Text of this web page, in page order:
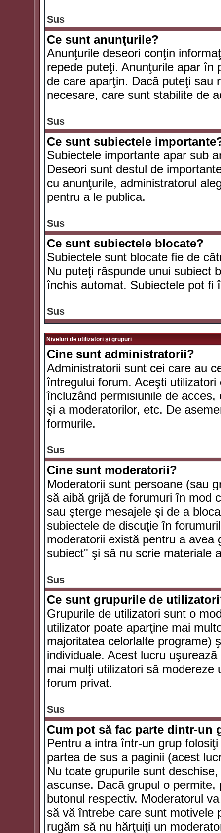
Sus
Ce sunt anunţurile?
Anunţurile deseori conţin
repede puteţi. Anunţurile apar în
de care aparţin. Dacă puteţi sau
necesare, care sunt stabilite de
Sus
Ce sunt subiectele
Subiectele importante apar sub
Deseori sunt destul de
cu anunţurile, administratorul
pentru a le publica.
Sus
Ce sunt subiectele blocate?
Subiectele sunt blocate fie de
Nu puteţi răspunde unui subiect
închis automat. Subiectele pot fi
Sus
Niveluri de utilizatori şi grupuri
Cine sunt administratorii?
Administratorii sunt cei care au
întregului forum. Aceşti
încluzând permisiunile de
şi a moderatorilor, etc. De
formurile.
Sus
Cine sunt moderatorii?
Moderatorii sunt persoane (sau
să aibă grijă de forumuri în mod
sau şterge mesajele şi de a
subiectele de discuţie în
moderatorii există pentru a avea
subiect" şi să nu scrie materiale
Sus
Ce sunt grupurile de
Grupurile de utilizatori sunt o
utilizator poate aparţine mai
majoritatea celorlalte programe)
individuale. Acest lucru
mai mulţi utilizatori să
forum privat.
Sus
Cum pot să fac parte dintr-un
Pentru a intra într-un grup
partea de sus a paginii (acest
Nu toate grupurile sunt
ascunse. Dacă grupul o
butonul respectiv. Moderatorul
să vă întrebe care sunt motivele
rugăm să nu hărţuiţi un